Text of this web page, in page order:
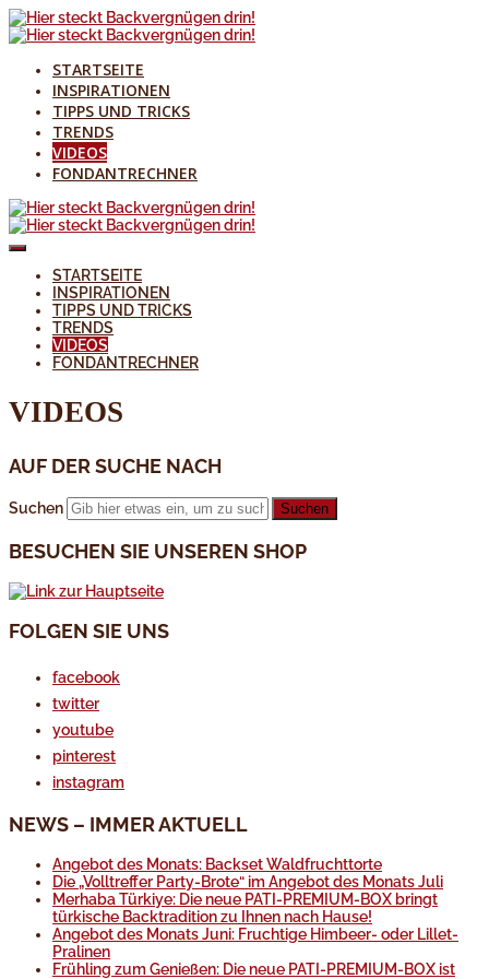
STARTSEITE
INSPIRATIONEN
TIPPS UND TRICKS
TRENDS
VIDEOS
FONDANTRECHNER
STARTSEITE
INSPIRATIONEN
TIPPS UND TRICKS
TRENDS
VIDEOS
FONDANTRECHNER
VIDEOS
AUF DER SUCHE NACH
Suchen
BESUCHEN SIE UNSEREN SHOP
FOLGEN SIE UNS
facebook
twitter
youtube
pinterest
instagram
NEWS – IMMER AKTUELL
Angebot des Monats: Backset Waldfruchttorte
Die „Volltreffer Party-Brote“ im Angebot des Monats Juli
Merhaba Türkiye: Die neue PATI-PREMIUM-BOX bringt
türkische Backtradition zu Ihnen nach Hause!
Angebot des Monats Juni: Fruchtige Himbeer- oder Lillet-
Pralinen
Frühling zum Genießen: Die neue PATI-PREMIUM-BOX ist